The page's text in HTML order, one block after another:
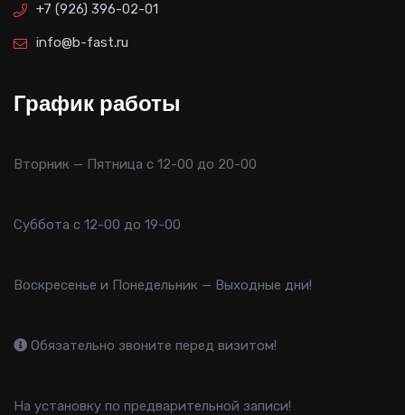
+7 (926) 396-02-01
info@b-fast.ru
График работы
Вторник — Пятница с 12-00 до 20-00
Суббота с 12-00 до 19-00
Воскресенье и Понедельник — Выходные дни!
Обязательно звоните перед визитом!
На установку по предварительной записи!